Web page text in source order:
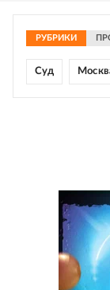
РУБРИКИ
Суд